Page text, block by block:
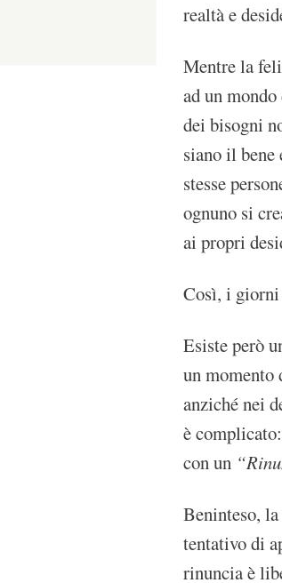
realtà e
Mentre la
ad un
dei bisogni
siano il
stesse
ognuno si
ai propri
Così, i giorni
Esiste però
un momento
anziché nei
è
con un
Beninteso,
tentativo di
rinuncia è